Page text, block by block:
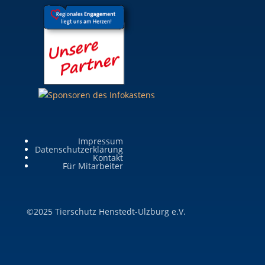
Impressum
Datenschutzerklärung
Kontakt
Für Mitarbeiter
©2025 Tierschutz Henstedt-Ulzburg e.V.